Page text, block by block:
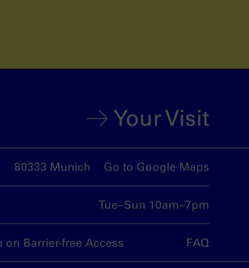
Your Visit
80333 Munich Go to Google Maps
Tue–Sun 10am–7pm
on Barrier-free Access FAQ